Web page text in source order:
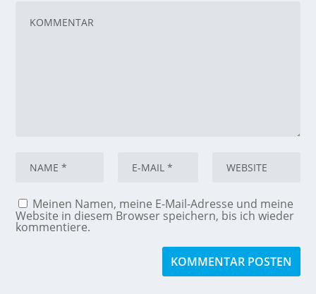
Meinen Namen, meine E-Mail-Adresse und meine
Website in diesem Browser speichern, bis ich wieder
kommentiere.